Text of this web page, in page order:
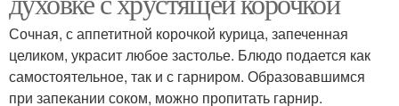
Сочная, с аппетитной корочкой курица, запеченная
целиком, украсит любое застолье. Блюдо подается как
самостоятельное, так и с гарниром. Образовавшимся
при запекании соком, можно пропитать гарнир.